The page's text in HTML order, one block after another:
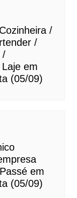
/
/
/
em
(05/09)
em
(05/09)